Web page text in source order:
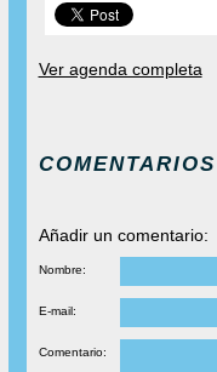
Ver agenda completa
COMENTARIOS
Añadir un comentario:
Nombre:
E-mail:
Comentario: